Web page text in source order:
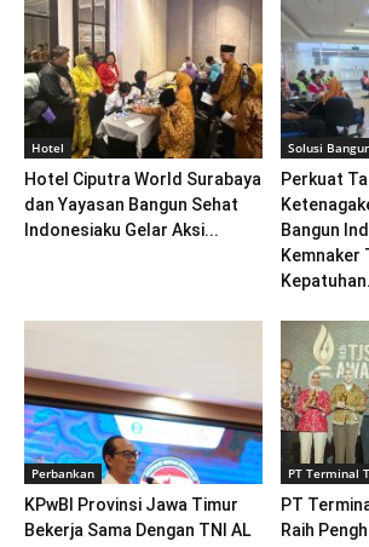
Hotel
Hotel Ciputra World Surabaya
dan Yayasan Bangun Sehat
Indonesiaku Gelar Aksi...
Solusi
Perkuat
Bangun
Kemnaker
Perbankan
KPwBI Provinsi Jawa Timur
Bekerja Sama Dengan TNI AL
PT Terminal
PT
Raih